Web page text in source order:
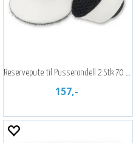
Reservepute til Pusserondell 2 Stk 70 mm
157,-